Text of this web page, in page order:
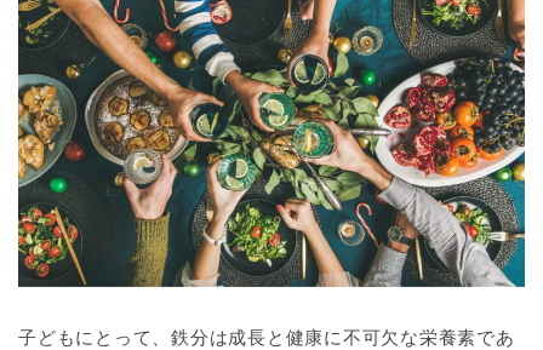
子どもにとって、鉄分は成長と健康に不可欠な栄養素であ